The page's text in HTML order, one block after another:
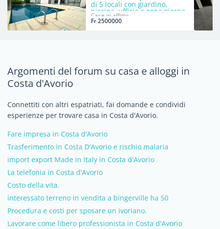
di 5 locali con giardino,
piscina, ufficio e zona giorno
indipendente.
Case in affitto
Fr 2500000
Argomenti del forum su casa e alloggi in
Costa d'Avorio
Connettiti con altri espatriati, fai domande e condividi
esperienze per trovare casa in Costa d'Avorio.
Fare impresa in Costa d'Avorio
Trasferimento in Costa D'Avorio e rischio malaria
import export Made in Italy in Costa d'Avorio
La telefonia in Costa d'Avorio
Costo della vita.
interessato terreno in vendita a bingerville ha 50
Procedura e costi per sposare un ivoriano.
Lavorare come libero professionista in Costa d'Avorio